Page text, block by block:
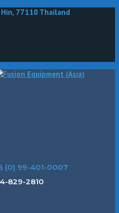
Hin, 77110 Thailand
(0) 99-401-0007
829-2810